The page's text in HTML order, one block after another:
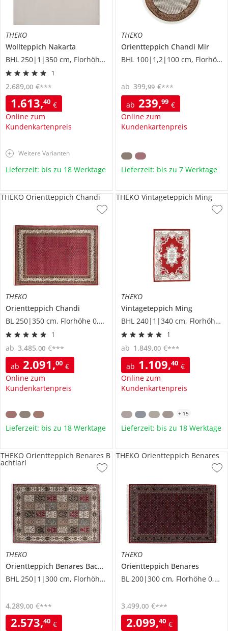
THEKO
Wollteppich Nakarta
BHL 250|1|350 cm, Florhöhe 1 cm
1
1.613,40 €
Online zum
Kundenkartenpreis
2.689,00 €***
Weitere Varianten
Lieferzeit: bis zu 18 Werktage
THEKO
Orientteppich Chandi Mir
BHL 100|1,2|100 cm, Florhöhe 0,9 cm
ab 239,99 €
Online zum
Kundenkartenpreis
ab 399,99 €***
Lieferzeit: bis zu 7 Werktage
THEKO
Orientteppich Chandi
BL 250|350 cm, Florhöhe 0,9 cm
1
ab 2.091,00 €
Online zum
Kundenkartenpreis
ab 3.485,00 €***
THEKO Orientteppich Chandi
Lieferzeit: bis zu 18 Werktage
THEKO
Vintageteppich Ming
BHL 240|1|340 cm, Florhöhe 1 cm
1
ab 1.109,40 €
Online zum
Kundenkartenpreis
ab 1.849,00 €***
THEKO Vintageteppich Ming
+ 15
Lieferzeit: bis zu 18 Werktage
THEKO
Orientteppich Benares Bachtiari
BHL 250|1|300 cm, Florhöhe 0,9 cm
2.573,40 €
4.289,00 €***
THEKO Orientteppich Benares B
achtiari
THEKO
Orientteppich Benares
BL 200|300 cm, Florhöhe 0,9 cm
2.099,40 €
3.499,00 €***
THEKO Orientteppich Benares